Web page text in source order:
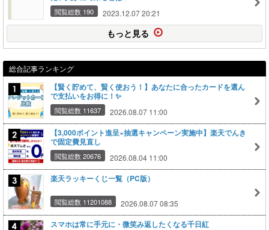
閲覧総数 190 2023.12.07 20:21
もっと見る
総合記事ランキング
【賢く貯めて、賢く使おう！】あなたに合ったカードを選ん
で支払いをお得に！✨
閲覧総数 11637 2026.08.07 11:00
【3,000ポイント進呈×抽選キャンペーン実施中】楽天でんき
で固定費見直し
閲覧総数 20676 2026.08.04 11:00
楽天ラッキーくじ一覧（PC版）
閲覧総数 11201088 2026.08.07 08:35
スマホは常に手元に・微笑み返したくなる千日紅